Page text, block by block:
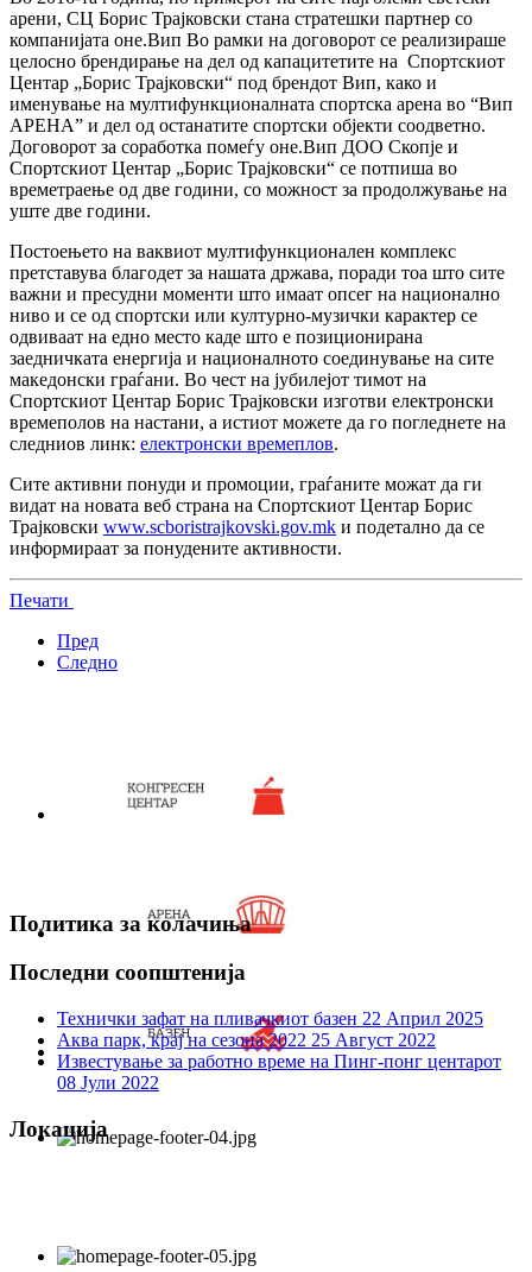
арени, СЦ Борис Трајковски стана стратешки партнер со
компанијата оне.Вип Во рамки на договорот се реализираше
целосно брендирање на дел од капацитетите на Спортскиот
Центар „Борис Трајковски“ под брендот Вип, како и
именување на мултифункционалната спортска арена во “Вип
АРЕНА” и дел од останатите спортски објекти соодветно.
Договорот за соработка помеѓу оне.Вип ДОО Скопје и
Спортскиот Центар „Борис Трајковски“ се потпиша во
времетраење од две години, со можност за продолжување на
уште две години.
Постоењето на ваквиот мултифункционален комплекс
претставува благодет за нашата држава, поради тоа што сите
важни и пресудни моменти што имаат опсег на национално
ниво и се од спортски или културно-музички карактер се
одвиваат на едно место каде што е позиционирана
заедничката енергија и националното соединување на сите
македонски граѓани. Во чест на јубилејот тимот на
Спортскиот Центар Борис Трајковски изготви електронски
времеполов на настани, а истиот можете да го погледнете на
следниов линк: eлектронски времеплов.
Сите активни понуди и промоции, граѓаните можат да ги
видат на новата веб страна на Спортскиот Центар Борис
Трајковски www.scboristrajkovski.gov.mk и подетално да се
информираат за понудените активности.
Печати
Пред
Следно
Политика за колачиња
Последни соопштенија
Технички зафат на пливачкиот базен 22 Април 2025
Аква парк, крај на сезона 2022 25 Август 2022
Известување за работно време на Пинг-понг центарот
08 Јули 2022
Локација